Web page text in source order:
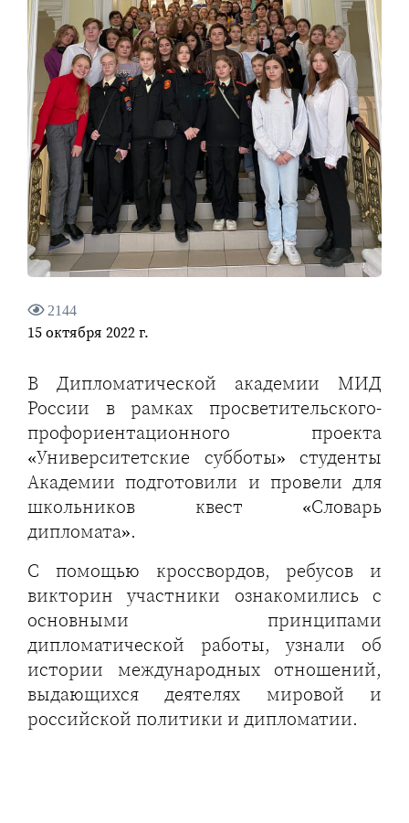
2144
15 октября 2022 г.
В Дипломатической академии МИД
России в рамках просветительского-
профориентационного проекта
«Университетские субботы» студенты
Академии подготовили и провели для
школьников квест «Словарь
дипломата».
С помощью кроссвордов, ребусов и
викторин участники ознакомились с
основными принципами
дипломатической работы, узнали об
истории международных отношений,
выдающихся деятелях мировой и
российской политики и дипломатии.